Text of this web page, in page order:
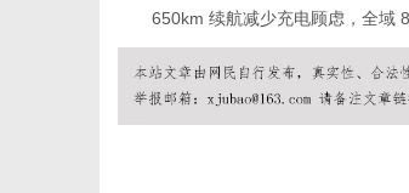
650km 续航减少充电顾虑，全域